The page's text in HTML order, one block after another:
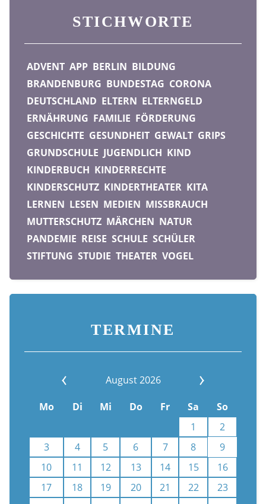
STICHWORTE
ADVENT APP BERLIN BILDUNG
BRANDENBURG BUNDESTAG CORONA
DEUTSCHLAND ELTERN ELTERNGELD
ERNÄHRUNG FAMILIE FÖRDERUNG
GESCHICHTE GESUNDHEIT GEWALT GRIPS
GRUNDSCHULE JUGENDLICH KIND
KINDERBUCH KINDERRECHTE
KINDERSCHUTZ KINDERTHEATER KITA
LERNEN LESEN MEDIEN MISSBRAUCH
MUTTERSCHUTZ MÄRCHEN NATUR
PANDEMIE REISE SCHULE SCHÜLER
STIFTUNG STUDIE THEATER VOGEL
TERMINE
August 2026
Mo Di Mi Do Fr Sa
So
1
2
3
4 5 6 7 8
9
10
11 12 13 14 15
16
17
18 19 20 21 22
23